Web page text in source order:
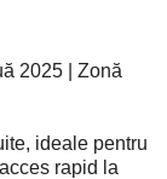
2025 | Zonă
ideale pentru
rapid la